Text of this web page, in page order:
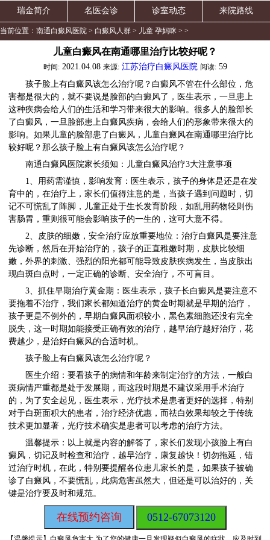
瑞金简介 名医会诊 诊室动态 来院路线
当前位置： 南通白癜风医院 > 白癜风人群 > 儿童 孕妈咪 > >
儿童白癜风在南通哪里治疗比较好呢？
时间:2021.04.08 来源: 江苏治疗白癜风医院 阅读: 59
孩子脸上有白癜风该怎么治疗呢？白癜风不管在什么部位，危
害都是很大的，就不要说是脸部的白癜风了，医生表示，一旦患上
这种疾病会给人们的生活和学习带来很大的影响。很多人的脸部长
了白癜风，一旦脸部患上白癜风疾病，会给人们的形象带来很大的
影响。如果儿童的脸部患了白癜风，儿童白癜风在南通哪里治疗比
较好呢？那么孩子脸上有白癜风该怎么治疗呢？
南通白癜风医院家长须知：儿童白癜风治疗3大注意事项
1、用药需谨慎，影响发育：医生表示，孩子的身体是还是在发
育中的，在治疗上，家长们值得注意的是，当孩子遇到问题时，切
记不可慌乱了阵脚，儿童正处于生长发育阶段，如乱用药物轻则伤
害肠胃，重则很可能会影响孩子的一生的，这可大意不得。
2、皮肤的细嫩，安全治疗应放重要地位：治疗白癜风是要注意
先诊断，然后在开始治疗的，孩子的正直稚嫩时期，皮肤比较细
嫩，外界的刺激、强烈的阳光都可能导致皮肤疾病发生，当皮肤出
现白斑白点时，一定正确的诊断、安全治疗，不可盲目。
3、抓住早期治疗黄金期：医生表示，孩子长白癜风是要注意不
要拖着不治疗，我们家长都知道治疗的黄金时期就是早期的治疗，
孩子更是不例外的，早期白癜风面积较小，黑色素细胞还没有完全
脱失，这一时期如能接受正确有效的治疗，越早治疗越好治疗，花
费越少，是治好白癜风的合适时机。
孩子脸上有白癜风该怎么治疗呢？
医生介绍：要看孩子的病情和年龄来制定治疗的方法，一般白
斑病情严重都是处于发展期，而这段时期是不建议采用手术治疗
的，为了安全起见，医生表示，光疗技术是患者更好的选择，特别
对于白斑面积大的患者，治疗经济优惠，而祛白效果却较之于传统
技术更加显著，光疗技术确实是患者可以考虑的治疗方法。
温馨提示：以上就是内容的解答了，家长们发现小孩脸上有白
癜风，切记及时检查和治疗，越早治疗，康复越快！切勿拖延，错
过治疗时机，在此，特别要提醒各位患儿家长的是，如果孩子被确
诊了白癜风，不要慌乱，此病危害虽然大，但还是可以治好的，关
键是治疗要及时和规范。
在线预约咨询 0512-67073120